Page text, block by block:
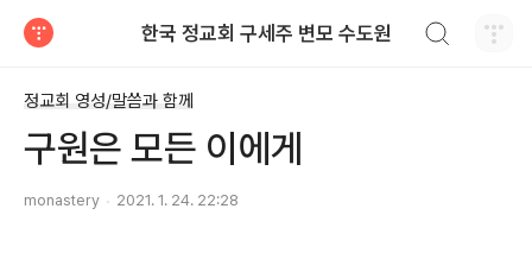
한국 정교회 구세주 변모 수도원
정교회 영성/말씀과 함께
구원은 모든 이에게
monastery 2021. 1. 24. 22:28